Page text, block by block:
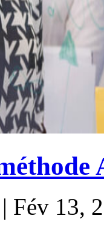
| Fév 13,